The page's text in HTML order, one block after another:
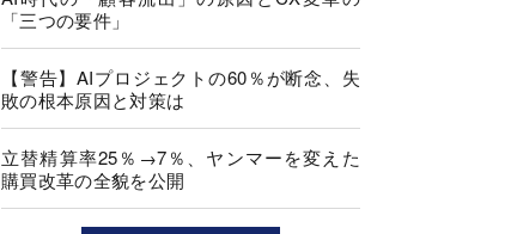
「三つの要件」
【警告】AIプロジェクトの60％が断念、失
敗の根本原因と対策は
立替精算率25％→7％、ヤンマーを変えた
購買改革の全貌を公開